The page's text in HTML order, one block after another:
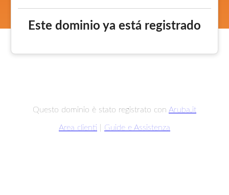
Este dominio ya está registrado
Questo dominio è stato registrato con Aruba.it
Area clienti Guide e Assistenza